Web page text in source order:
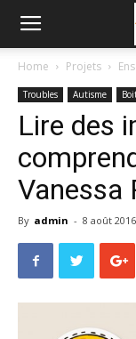
Home Projets
Troubles Autisme
Lire des
Vanessa
By admin - 8 août 2016